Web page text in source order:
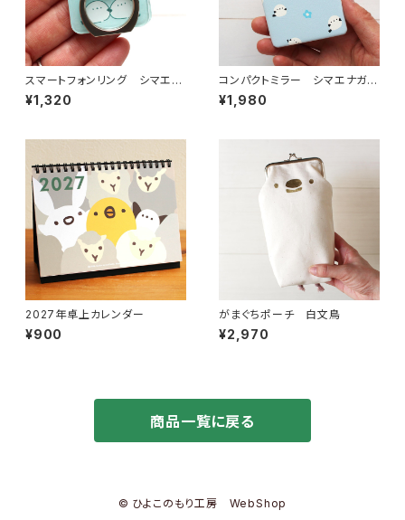
スマートフォンリング シマエナ
ガオーロラ
¥1,320
コンパクトミラー シマエナガと
青い花
¥1,980
2027年卓上カレンダー
¥900
がまぐちポーチ 白文鳥
¥2,970
商品一覧に戻る
© ひよこのもり工房 WebShop